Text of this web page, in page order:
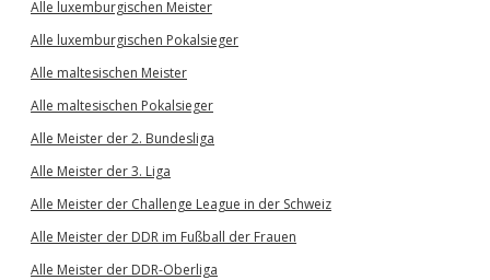
Alle luxemburgischen Meister
Alle luxemburgischen Pokalsieger
Alle maltesischen Meister
Alle maltesischen Pokalsieger
Alle Meister der 2. Bundesliga
Alle Meister der 3. Liga
Alle Meister der Challenge League in der Schweiz
Alle Meister der DDR im Fußball der Frauen
Alle Meister der DDR-Oberliga